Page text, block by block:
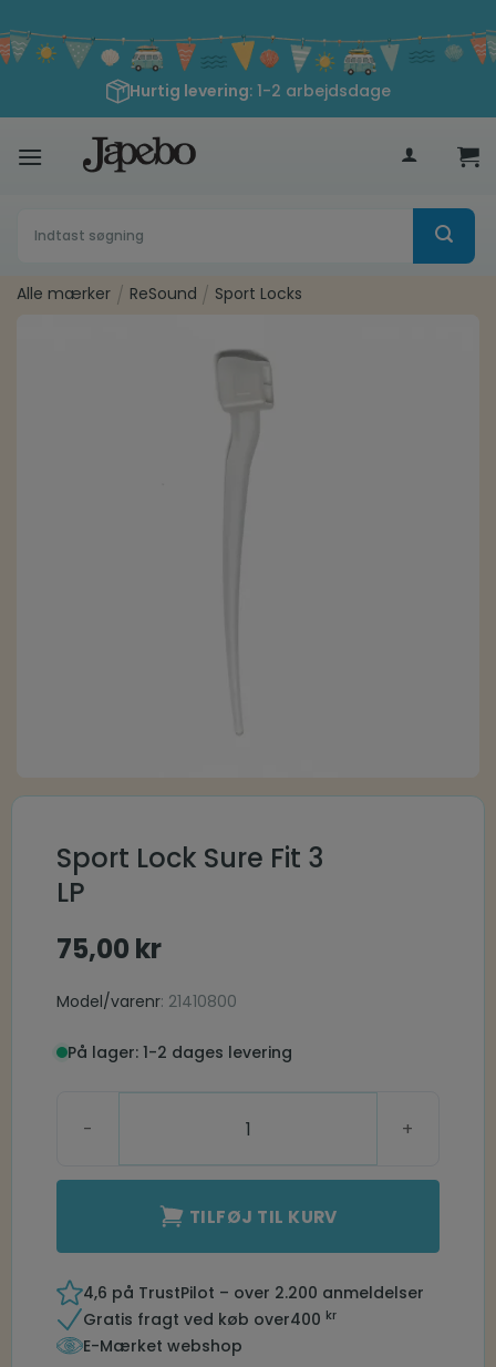
til
indhold
Hurtig levering: 1-2 arbejdsdage
400kr
efter:
Alle mærker / ReSound / Sport Locks
Sport Lock Sure Fit 3
LP
75,00 kr
Model/varenr: 21410800
På lager: 1-2 dages levering
TILFØJ TIL KURV
4,6 på TrustPilot – over 2.200 anmeldelser
Gratis fragt ved køb over400 kr
E-Mærket webshop